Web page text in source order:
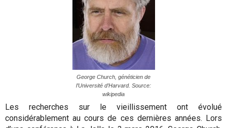
George Church, généticien de
l’Université d’Harvard. Source:
wikipedia
Les recherches sur le vieillissement ont évolué
considérablement au cours de ces dernières années. Lors